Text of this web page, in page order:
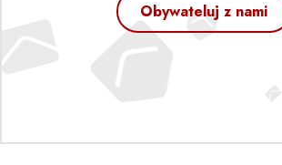
Obywateluj z nami